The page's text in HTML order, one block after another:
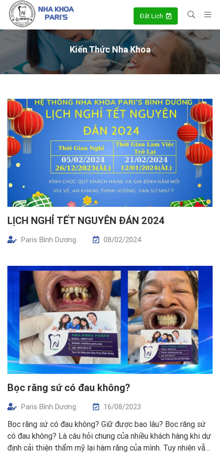
Đặt Lịch
Kiến Thức Nha Khoa
LỊCH NGHỈ TẾT NGUYÊN ĐÁN 2024
Paris Bình Dương 08/02/2024
Bọc răng sứ có đau không?
Paris Bình Dương 16/08/2023
Bọc răng sứ có đau không? Giữ được bao lâu? Bọc răng sứ
có đau không? Là câu hỏi chung của nhiều khách hàng khi dự
định cải thiện thẩm mỹ lại hàm răng của mình. Tuy nhiên vẫn